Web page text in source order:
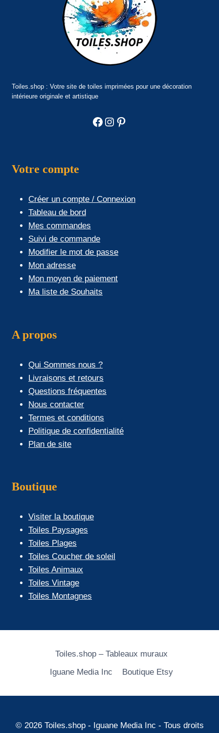
Toiles.shop : Votre site de toiles imprimées pour une décoration
intérieure originale et artistique
Facebook
Instagram
Pinterest
Votre compte
Créer un compte / Connexion
Tableau de bord
Mes commandes
Suivi de commande
Modifier le mot de passe
Mon adresse
Mon moyen de paiement
Ma liste de Souhaits
A propos
Qui Sommes nous ?
Livraisons et retours
Questions fréquentes
Nous contacter
Termes et conditions
Politique de confidentialité
Plan de site
Boutique
Visiter la boutique
Toiles Paysages
Toiles Plages
Toiles Coucher de soleil
Toiles Animaux
Toiles Vintage
Toiles Montagnes
Toiles.shop – Tableaux muraux
Iguane Media Inc
Boutique Etsy
© 2026 Toiles.shop - Iguane Media Inc - Tous droits